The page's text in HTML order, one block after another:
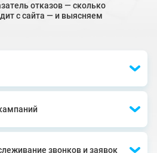
отказов — сколько
с сайта — и выясняем
звонков и заявок